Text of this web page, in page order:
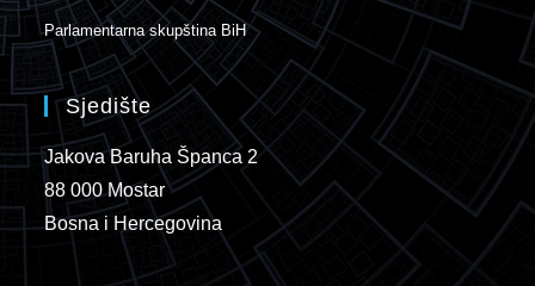
Parlamentarna skupština BiH
Sjedište
Jakova Baruha Španca 2
88 000 Mostar
Bosna i Hercegovina